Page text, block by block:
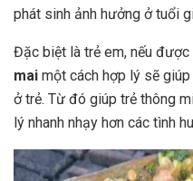
phát sinh ảnh hưởng ở tuổi
Đặc biệt là trẻ em, nếu
mai một cách hợp lý sẽ
ở trẻ. Từ đó giúp trẻ thông
lý nhanh nhạy hơn các tình